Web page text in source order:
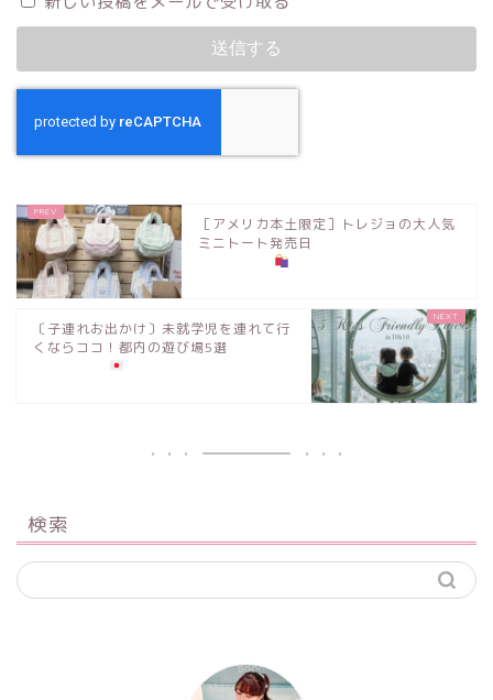
［アメリカ本土限定］トレジョの大人気
ミニトート発売日
〔子連れお出かけ〕未就学児を連れて行
くならココ！都内の遊び場5選
検索